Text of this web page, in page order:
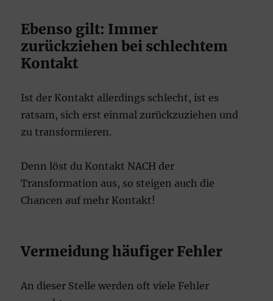
Ebenso gilt: Immer
zurückziehen bei schlechtem
Kontakt
Ist der Kontakt allerdings schlecht, ist es
ratsam, sich erst einmal zurückzuziehen und
zu transformieren.
Denn löst du Kontakt NACH der
Transformation aus, so steigen auch die
Chancen auf mehr Kontakt!
Vermeidung häufiger Fehler
An dieser Stelle werden oft viele Fehler